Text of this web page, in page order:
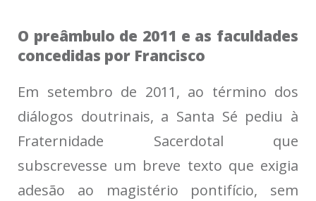
O preâmbulo de 2011 e as faculdades
concedidas por Francisco
Em setembro de 2011, ao término dos
diálogos doutrinais, a Santa Sé pediu à
Fraternidade Sacerdotal que
subscrevesse um breve texto que exigia
adesão ao magistério pontifício, sem